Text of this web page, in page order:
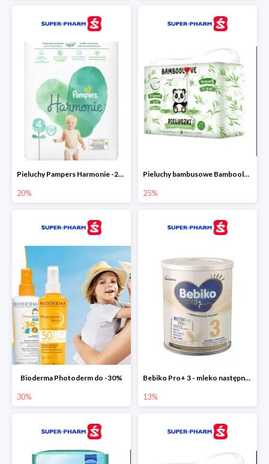
Pieluchy Pampers Harmonie -20%
20%
Pieluchy bambusowe Bamboolove S -25%
25%
Bioderma Photoderm do -30%
30%
Bebiko Pro+ 3 - mleko następne dla dzieci -13%
13%